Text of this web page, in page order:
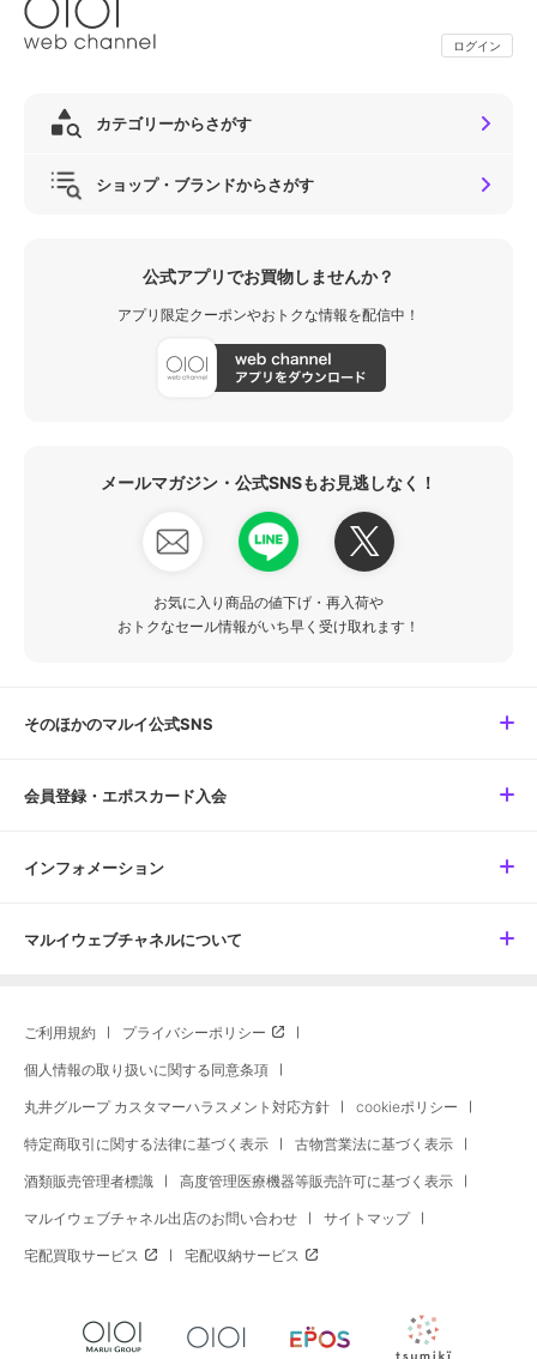
ログイン
カテゴリーからさがす
ショップ・ブランドからさがす
公式アプリでお買物しませんか？
アプリ限定クーポンやおトクな情報を配信中！
メールマガジン・公式SNSもお見逃しなく！
お気に入り商品の値下げ・再入荷や
おトクなセール情報がいち早く受け取れます！
そのほかのマルイ公式SNS
会員登録・エポスカード入会
インフォメーション
マルイウェブチャネルについて
ご利用規約 プライバシーポリシー
個人情報の取り扱いに関する同意条項
丸井グループ カスタマーハラスメント対応方針 cookieポリシー
特定商取引に関する法律に基づく表示 古物営業法に基づく表示
酒類販売管理者標識 高度管理医療機器等販売許可に基づく表示
マルイウェブチャネル出店のお問い合わせ サイトマップ
宅配買取サービス 宅配収納サービス